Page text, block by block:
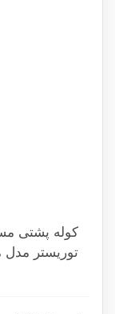
کوله پشتی
توریستر مدل